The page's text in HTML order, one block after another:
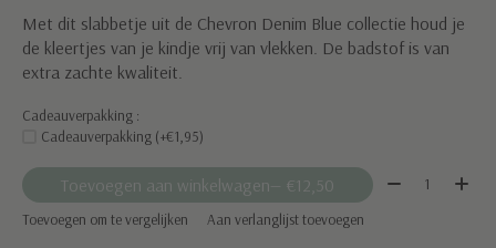
Met dit slabbetje uit de Chevron Denim Blue collectie houd je
de kleertjes van je kindje vrij van vlekken. De badstof is van
extra zachte kwaliteit.
Cadeauverpakking :
Cadeauverpakking (+€1,95)
Toevoegen aan winkelwagen — €12,50 Aantal:
Toevoegen om te vergelijken Aan verlanglijst toevoegen